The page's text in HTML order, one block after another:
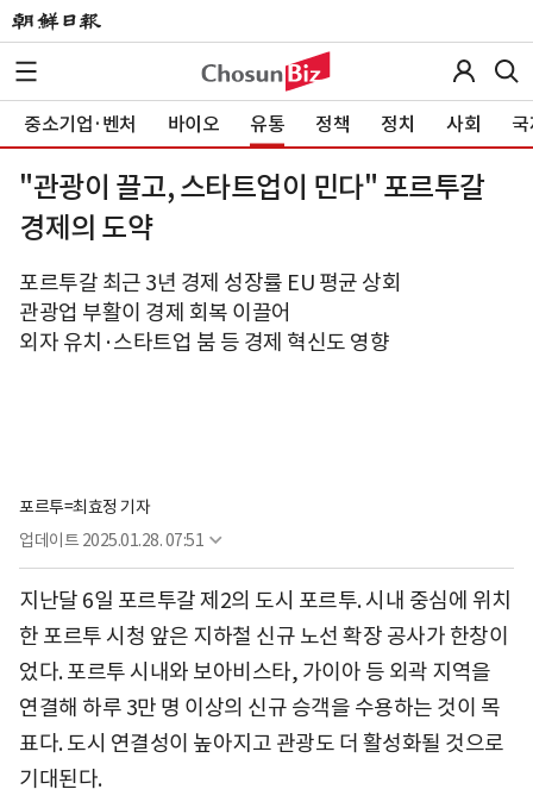
중소기업·벤처 바이오 유통 정책 정치 사회
"관광이 끌고, 스타트업이 민다" 포르투갈
경제의 도약
포르투갈 최근 3년 경제 성장률 EU 평균 상회
관광업 부활이 경제 회복 이끌어
외자 유치·스타트업 붐 등 경제 혁신도 영향
포르투=최효정 기자
업데이트 2025.01.28. 07:51
지난달 6일 포르투갈 제2의 도시 포르투. 시내 중심에 위치
한 포르투 시청 앞은 지하철 신규 노선 확장 공사가 한창이
었다. 포르투 시내와 보아비스타, 가이아 등 외곽 지역을
연결해 하루 3만 명 이상의 신규 승객을 수용하는 것이 목
표다. 도시 연결성이 높아지고 관광도 더 활성화될 것으로
기대된다.